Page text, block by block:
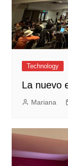
Technology
La nuevo
Mariana